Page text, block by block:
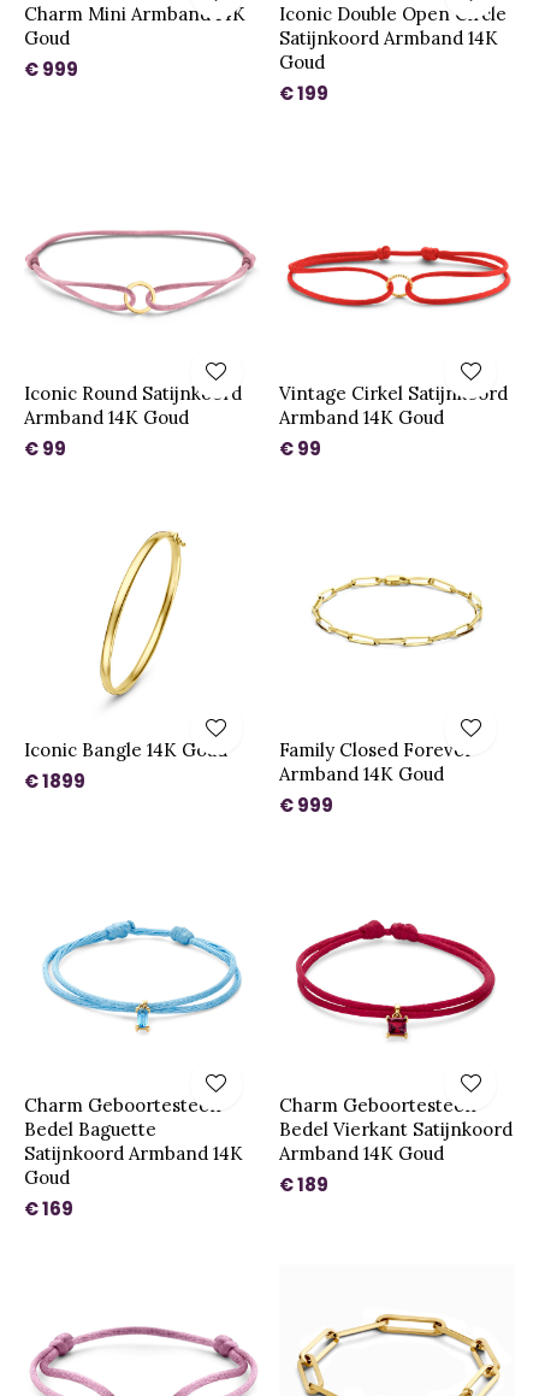
Charm Mini Armband 14K
Goud
€ 999
Iconic Double Open Circle
Satijnkoord Armband 14K
Goud
€ 199
Iconic Round Satijnkoord
Armband 14K Goud
€ 99
Vintage Cirkel Satijnkoord
Armband 14K Goud
€ 99
Iconic Bangle 14K Goud
€ 1899
Family Closed Forever
Armband 14K Goud
€ 999
Charm Geboortesteen
Bedel Baguette
Satijnkoord Armband 14K
Goud
€ 169
Charm Geboortesteen
Bedel Vierkant Satijnkoord
Armband 14K Goud
€ 189